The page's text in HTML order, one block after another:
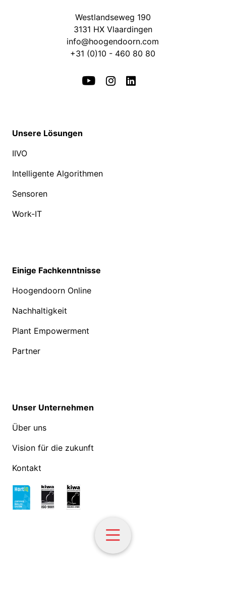
Westlandseweg 190
3131 HX Vlaardingen
info@hoogendoorn.com
+31 (0)10 - 460 80 80
Unsere Lösungen
IIVO
Intelligente Algorithmen
Sensoren
Work-IT
Einige Fachkenntnisse
Hoogendoorn Online
Nachhaltigkeit
Plant Empowerment
Partner
Unser Unternehmen
Über uns
Vision für die zukunft
Kontakt